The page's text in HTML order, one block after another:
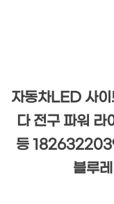
자동차LED 사
다 전구 파워 라
등
블루